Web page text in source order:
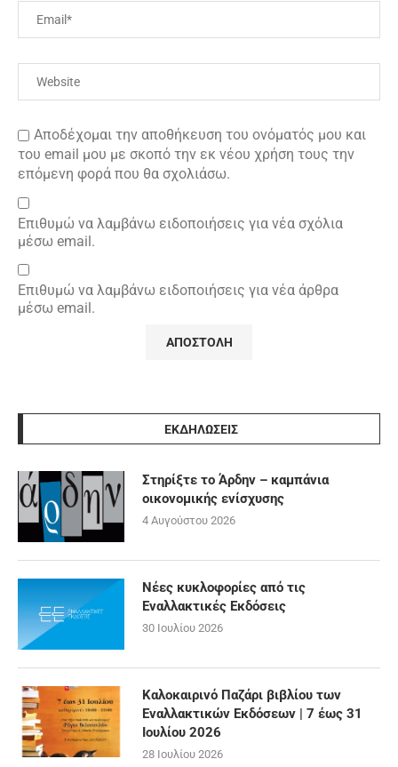
Αποδέχομαι την αποθήκευση του ονόματός μου και
του email μου με σκοπό την εκ νέου χρήση τους την
επόμενη φορά που θα σχολιάσω.
Επιθυμώ να λαμβάνω ειδοποιήσεις για νέα σχόλια
μέσω email.
Επιθυμώ να λαμβάνω ειδοποιήσεις για νέα άρθρα
μέσω email.
ΕΚΔΗΛΩΣΕΙΣ
Στηρίξτε το Άρδην – καμπάνια
οικονομικής ενίσχυσης
4 Αυγούστου 2026
Νέες κυκλοφορίες από τις
Εναλλακτικές Εκδόσεις
30 Ιουλίου 2026
Καλοκαιρινό Παζάρι βιβλίου των
Εναλλακτικών Εκδόσεων | 7 έως 31
Ιουλίου 2026
28 Ιουλίου 2026